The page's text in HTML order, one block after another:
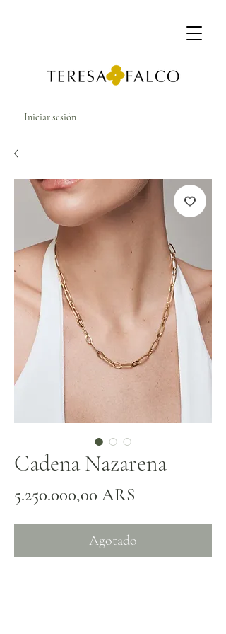
Iniciar sesión
Cadena Nazarena
5.250.000,00 ARS
Agotado